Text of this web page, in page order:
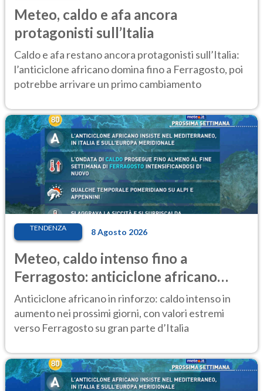
Meteo, caldo e afa ancora
protagonisti sull’Italia
Caldo e afa restano ancora protagonisti sull’Italia:
l’anticiclone africano domina fino a Ferragosto, poi
potrebbe arrivare un primo cambiamento
TENDENZA 8 Agosto 2026
Meteo, caldo intenso fino a
Ferragosto: anticiclone africano
ancora protagonista
Anticiclone africano in rinforzo: caldo intenso in
aumento nei prossimi giorni, con valori estremi
verso Ferragosto su gran parte d’Italia